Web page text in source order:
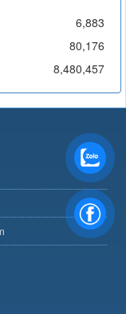
6,883
80,176
8,480,457